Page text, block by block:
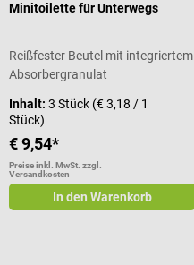
Minitoilette für Unterwegs
Reißfester Beutel mit integriertem
Absorbergranulat
Inhalt: 3 Stück (€ 3,18 / 1
Stück)
€ 9,54*
Preise inkl. MwSt. zzgl.
Versandkosten
In den Warenkorb